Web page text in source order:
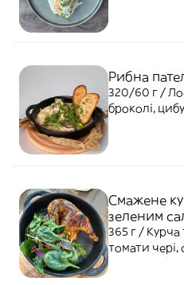
Рибна
320/60 г / Лосось, окунь, кабачок,
броколі,
Смажене
зеленим
365 г / Курча табака, салатні листя,
томати чері,